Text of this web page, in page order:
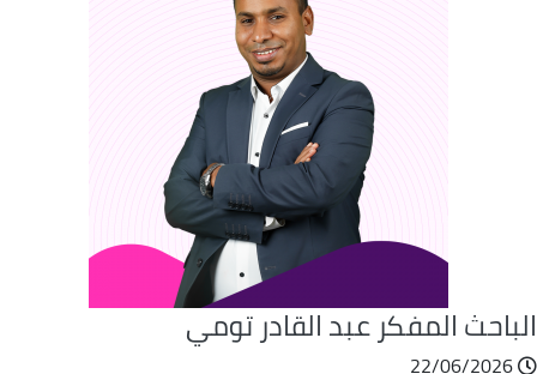
المفكر عبد القادر تومي
22/06/2026